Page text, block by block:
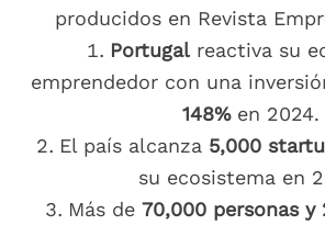
producidos en Revista
Portugalreactiva su
emprendedor con una
148%en 2024.
El país alcanza 5,000
su ecosistema en
Más de 70,000 personas y